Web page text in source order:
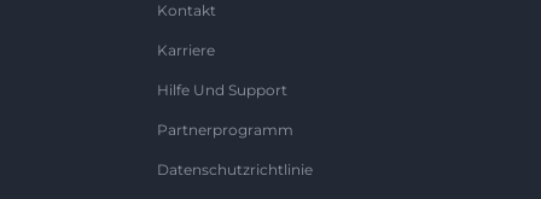
Kontakt
Karriere
Hilfe Und Support
Partnerprogramm
Datenschutzrichtlinie